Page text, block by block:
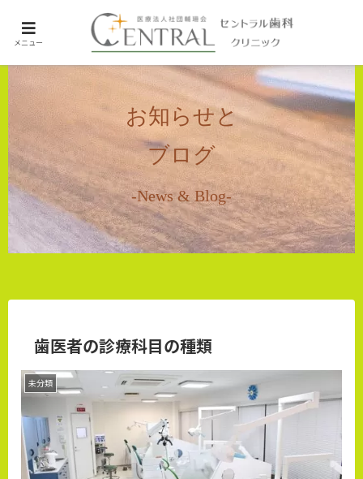
お知らせと
ブログ
-News & Blog-
ホーム
未分類
歯医者の診療科目の種類
未分類
メニュー